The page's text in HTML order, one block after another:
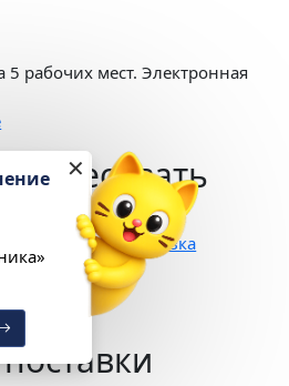
5 рабочих мест. Электронная
поставка
✕